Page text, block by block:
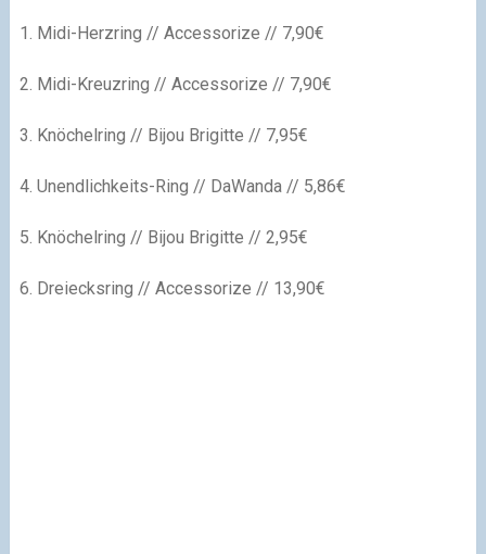
1. Midi-Herzring // Accessorize // 7,90€
2. Midi-Kreuzring // Accessorize // 7,90€
3. Knöchelring // Bijou Brigitte // 7,95€
4. Unendlichkeits-Ring // DaWanda // 5,86€
5. Knöchelring // Bijou Brigitte // 2,95€
6. Dreiecksring // Accessorize // 13,90€